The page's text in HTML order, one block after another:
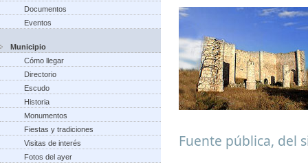
Documentos
Eventos
Municipio
Cómo llegar
Directorio
Escudo
Historia
Monumentos
Fiestas y tradiciones
Visitas de interés
Fotos del ayer
Fuente pública, del